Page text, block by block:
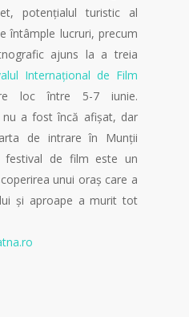
potențialul turistic al
întâmple lucruri, precum
ajuns la a treia
Internațional de Film
loc între 5-7 iunie.
nu a fost încă afișat, dar
de intrare în Munții
festival de film este un
unui oraș care a
și aproape a murit tot